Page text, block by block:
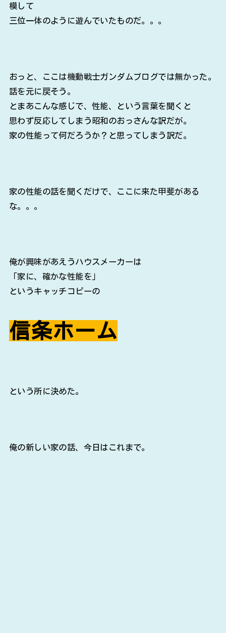
模して
三位一体のように遊んでいたものだ。。。
おっと、ここは機動戦士ガンダムブログでは無かった。
話を元に戻そう。
とまあこんな感じで、性能、という言葉を聞くと
思わず反応してしまう昭和のおっさんな訳だが。
家の性能って何だろうか？と思ってしまう訳だ。
家の性能の話を聞くだけで、ここに来た甲斐がある
な。。。
俺が興味があえうハウスメーカーは
「家に、確かな性能を」
というキャッチコピーの
信条ホーム
という所に決めた。
俺の新しい家の話、今日はこれまで。